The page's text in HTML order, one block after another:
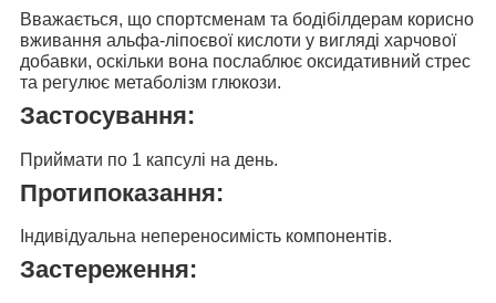
Вважається, що спортсменам та бодібілдерам корисно
вживання альфа-ліпоєвої кислоти у вигляді харчової
добавки, оскільки вона послаблює оксидативний стрес
та регулює метаболізм глюкози.
Застосування:
Приймати по 1 капсулі на день.
Протипоказання:
Індивідуальна непереносимість компонентів.
Застереження: